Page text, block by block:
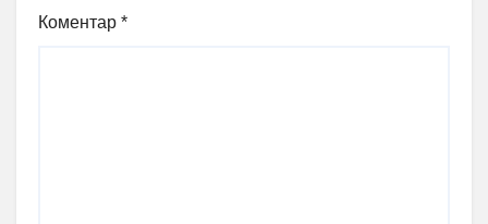
Коментар *